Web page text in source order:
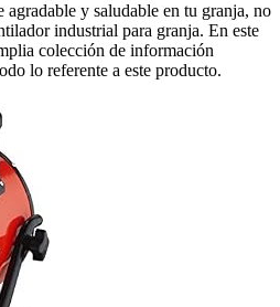
agradable y saludable en tu granja, no
industrial para granja. En este
colección de información
lo referente a este producto.